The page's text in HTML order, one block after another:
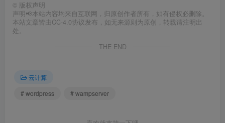
© 版权声明
声明📢本站内容均来自互联网，归原创作者所有，如有侵权必删除。
本站文章皆由CC-4.0协议发布，如无来源则为原创，转载请注明出
处。
THE END
云计算
# wordpress
# wampserver